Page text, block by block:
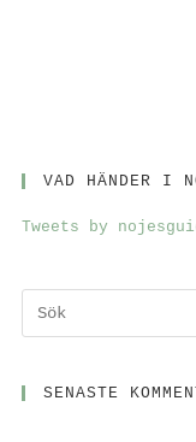
VAD HÄNDER I
Tweets by
SENASTE